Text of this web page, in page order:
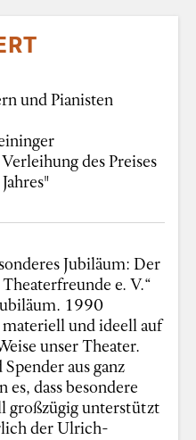
und Pianisten
des Preises
Jubiläum: Der
e. V.“
1990
und ideell auf
unser Theater.
aus ganz
dass besondere
großzügig unterstützt
der Ulrich-